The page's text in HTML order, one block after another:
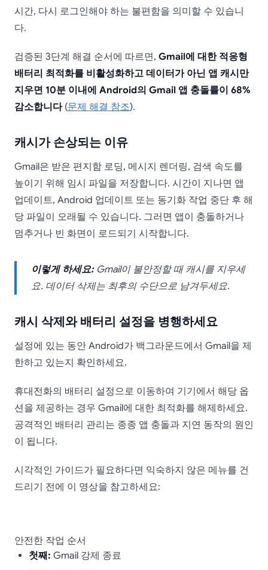
시간, 다시 로그인해야 하는 불편함을 의미할 수 있습니
다.
검증된 3단계 해결 순서에 따르면, Gmail에 대한 적응형
배터리 최적화를 비활성화하고 데이터가 아닌 앱 캐시만
지우면 10분 이내에 Android의 Gmail 앱 충돌률이 68%
감소합니다(문제 해결 참조).
캐시가 손상되는 이유
Gmail은 받은 편지함 로딩, 메시지 렌더링, 검색 속도를
높이기 위해 임시 파일을 저장합니다. 시간이 지나면 앱
업데이트, Android 업데이트 또는 동기화 작업 중단 후 해
당 파일이 오래될 수 있습니다. 그러면 앱이 충돌하거나
멈추거나 빈 화면이 로드되기 시작합니다.
이렇게 하세요:Gmail이 불안정할 때 캐시를 지우세
요. 데이터 삭제는 최후의 수단으로 남겨두세요.
캐시 삭제와 배터리 설정을 병행하세요
설정에 있는 동안 Android가 백그라운드에서 Gmail을 제
한하고 있는지 확인하세요.
휴대전화의 배터리 설정으로 이동하여 기기에서 해당 옵
션을 제공하는 경우 Gmail에 대한 최적화를 해제하세요.
공격적인 배터리 관리는 종종 앱 충돌과 지연 동작의 원인
이 됩니다.
시각적인 가이드가 필요하다면 익숙하지 않은 메뉴를 건
드리기 전에 이 영상을 참고하세요:
안전한 작업 순서
첫째: Gmail 강제 종료